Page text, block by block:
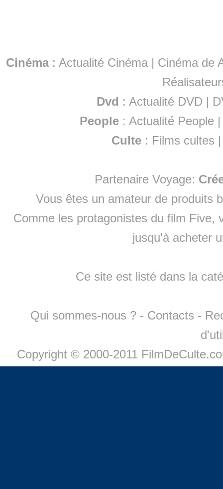
Cinéma: Actualité Cinéma | Cinéma de
Dvd : Actualité DVD |
People :Actualité People
Culte : Films cultes
Partenaire Voyage:
Vous êtes un amateur de produits
Comme les protagonistes du film Five,
jusqu'à acheter
Ce site est listé dans la
Qui sommes-nous ? - Contacts -
Copyright © 2000-2011